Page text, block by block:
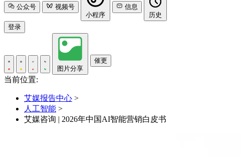
公众号
视频号
小程序
信息
历史
登录
图片分享
催更
当前位置:
艾媒报告中心 >
人工智能 >
艾媒咨询 | 2026年中国AI智能营销白皮书